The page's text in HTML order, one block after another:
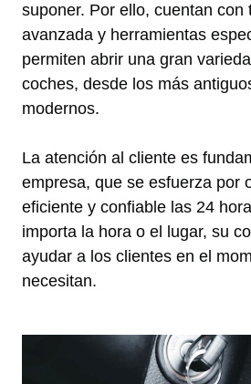
suponer. Por ello, cuentan con
avanzada y herramientas
permiten abrir una gran
coches, desde los más
modernos.
La atención al cliente es
empresa, que se esfuerza por
eficiente y confiable las 24
importa la hora o el lugar, su
ayudar a los clientes en el
necesitan.